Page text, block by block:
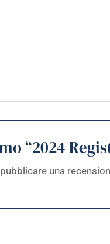
“2024
una